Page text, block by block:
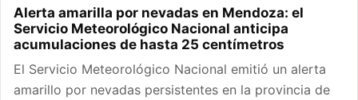
Alerta amarilla por nevadas en Mendoza: el
Servicio Meteorológico Nacional anticipa
acumulaciones de hasta 25 centímetros
El Servicio Meteorológico Nacional emitió un alerta
amarillo por nevadas persistentes en la provincia de